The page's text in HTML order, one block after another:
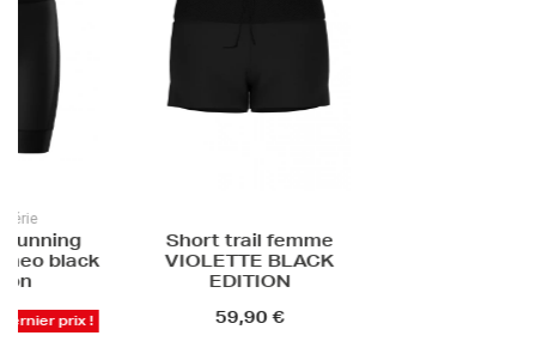
Short trail femme
VIOLETTE BLACK